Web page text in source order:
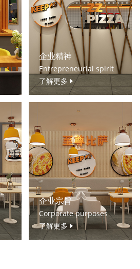
企业精神
Entrepreneurial spirit
了解更多
企业宗旨
Corporate purposes
了解更多